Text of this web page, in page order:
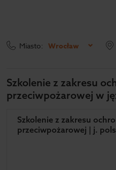
Miasto: Wrocław
Szkolenie z zakresu
przeciwpożarowej w
Szkolenie z zakresu
przeciwpożarowej | j.